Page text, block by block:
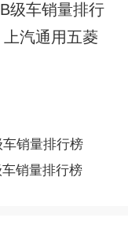
级车销量排行
汽通用五菱
销量排行榜
销量排行榜